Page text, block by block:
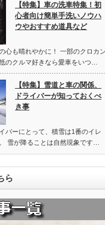
【特集】車の洗車特集！初
心者向け簡単手洗いノウハ
ウやおすすめ道具など
心も晴れやかに！ 一部のクロカン
のクルマ好きなら愛車をいつ…
【特集】雪道と車の関係、
ドライバーが知っておくべ
き事
バーにとって、積雪は1番のイレ
雪が降ることは自然現象です…
ら